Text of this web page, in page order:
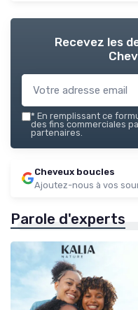
Recevez les
* En remplissant ce
des fins commerciales
partenaires.
Cheveux boucles
Ajoutez-nous à vos
Parole d'experts